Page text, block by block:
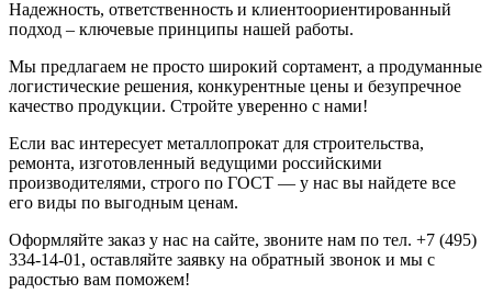
Надежность, ответственность и клиентоориентированный
подход – ключевые принципы нашей работы.
Мы предлагаем не просто широкий сортамент, а продуманные
логистические решения, конкурентные цены и безупречное
качество продукции. Стройте уверенно с нами!
Если вас интересует металлопрокат для строительства,
ремонта, изготовленный ведущими российскими
производителями, строго по ГОСТ — у нас вы найдете все
его виды по выгодным ценам.
Оформляйте заказ у нас на сайте, звоните нам по тел. +7 (495)
334-14-01, оставляйте заявку на обратный звонок и мы с
радостью вам поможем!